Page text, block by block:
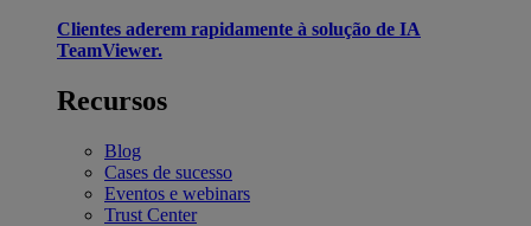
Clientes aderem rapidamente à solução de IA
TeamViewer.
Recursos
Blog
Cases de sucesso
Eventos e webinars
Trust Center